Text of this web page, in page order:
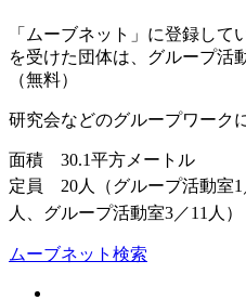
「ムーブネット」に登録し
を受けた団体は、グループ活
（無料）
研究会などのグループワーク
面積 30.1平方メートル
定員 20人
（グループ活動室
人、グループ活動室3／11人）
ムーブネット検索